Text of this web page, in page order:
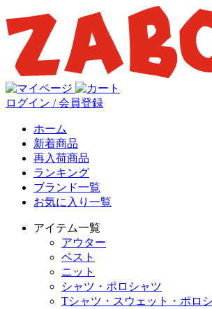
ログイン / 会員登録
ホーム
新着商品
再入荷商品
ランキング
ブランド一覧
お気に入り一覧
アイテム一覧
アウター
ベスト
ニット
シャツ・ポロシャツ
Tシャツ・スウェット・ポロ